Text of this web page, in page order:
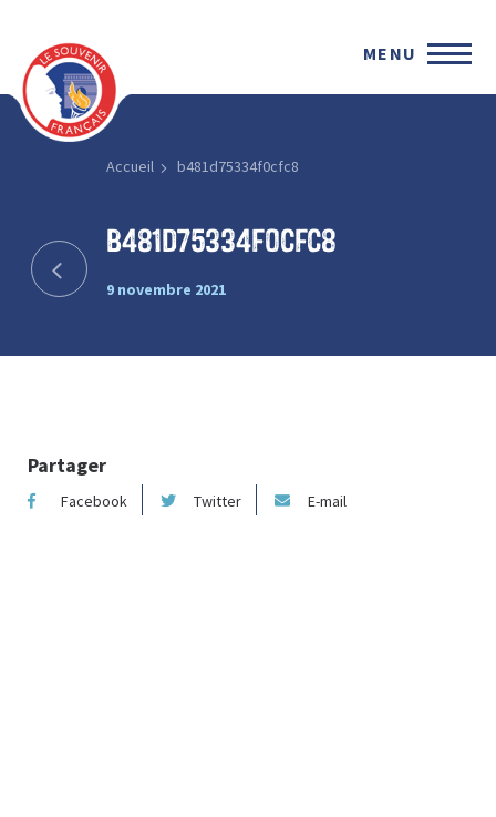
MENU
Accueil b481d75334f0cfc8
b481d75334f0cfc8
9 novembre 2021
Partager
Facebook Twitter E-mail